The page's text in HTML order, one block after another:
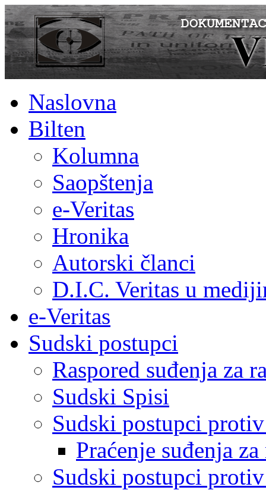
Naslovna
Bilten
Kolumna
Saopštenja
e-Veritas
Hronika
Autorski članci
D.I.C. Veritas u
e-Veritas
Sudski postupci
Raspored suđenja za
Sudski Spisi
Sudski postupci
Praćenje suđenja
Sudski postupci